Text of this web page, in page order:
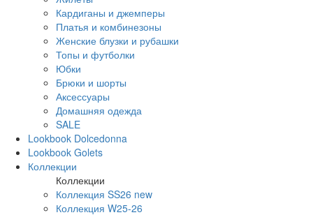
Кардиганы и джемперы
Платья и комбинезоны
Женские блузки и рубашки
Топы и футболки
Юбки
Брюки и шорты
Аксессуары
Домашняя одежда
SALE
Lookbook Dolcedonna
Lookbook Golets
Коллекции
Коллекции
Коллекция SS26 new
Коллекция W25-26